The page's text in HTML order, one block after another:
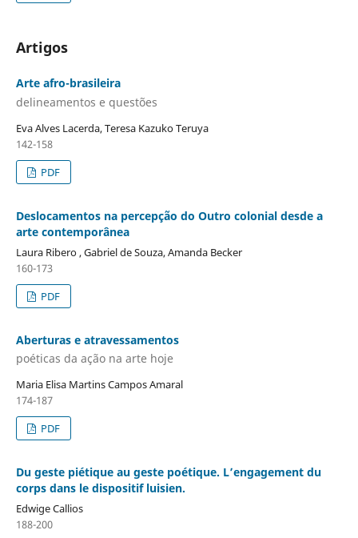
Artigos
Arte afro-brasileira
delineamentos e questões
Eva Alves Lacerda, Teresa Kazuko Teruya
142-158
PDF
Deslocamentos na percepção do Outro colonial desde a
arte contemporânea
Laura Ribero , Gabriel de Souza, Amanda Becker
160-173
PDF
Aberturas e atravessamentos
poéticas da ação na arte hoje
Maria Elisa Martins Campos Amaral
174-187
PDF
Du geste piétique au geste poétique. L’engagement du
corps dans le dispositif luisien.
Edwige Callios
188-200